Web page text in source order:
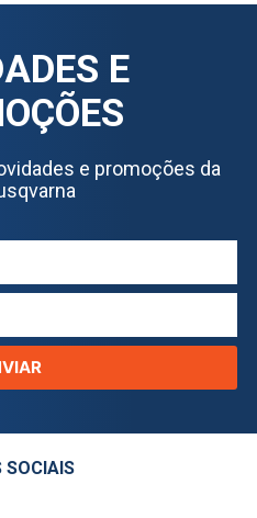
E
e promoções da
SOCIAIS